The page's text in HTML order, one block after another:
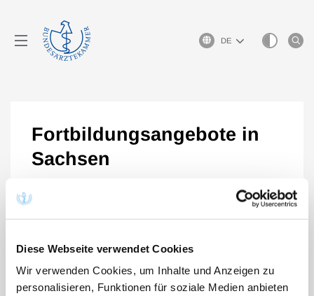
Diese Webseite verwendet Cookies
Wir verwenden Cookies, um Inhalte und Anzeigen zu
personalisieren, Funktionen für soziale Medien anbieten
Sprachauswahl
Fortbildungsangebote in
Sachsen